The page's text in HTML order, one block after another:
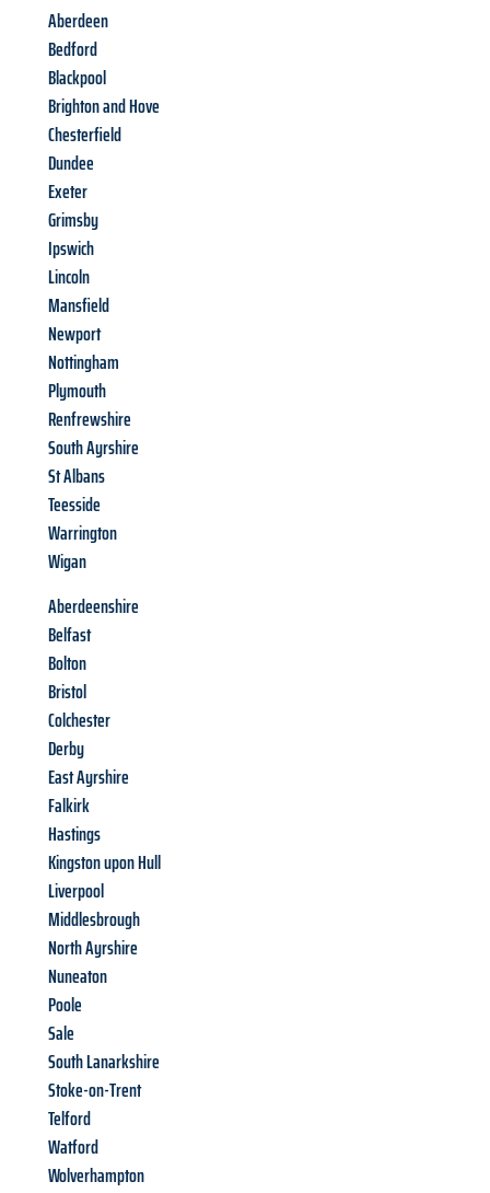
Aberdeen
Bedford
Blackpool
Brighton and Hove
Chesterfield
Dundee
Exeter
Grimsby
Ipswich
Lincoln
Mansfield
Newport
Nottingham
Plymouth
Renfrewshire
South Ayrshire
St Albans
Teesside
Warrington
Wigan
Aberdeenshire
Belfast
Bolton
Bristol
Colchester
Derby
East Ayrshire
Falkirk
Hastings
Kingston upon Hull
Liverpool
Middlesbrough
North Ayrshire
Nuneaton
Poole
Sale
South Lanarkshire
Stoke-on-Trent
Telford
Watford
Wolverhampton